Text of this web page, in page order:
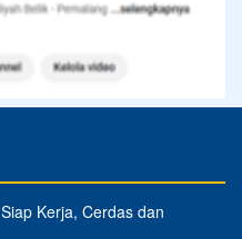
Kerja, Cerdas dan